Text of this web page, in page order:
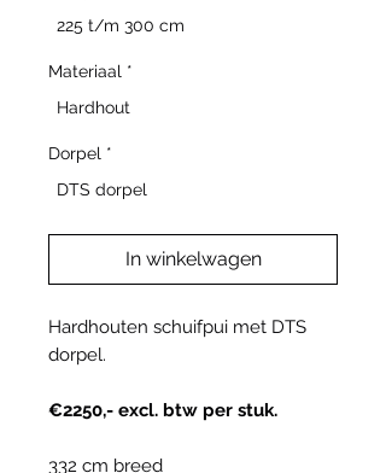
225 t/m 300 cm
Materiaal *
Hardhout
Dorpel *
DTS dorpel
In winkelwagen
Hardhouten schuifpui met DTS
dorpel.
€2250,- excl. btw per stuk.
332 cm breed